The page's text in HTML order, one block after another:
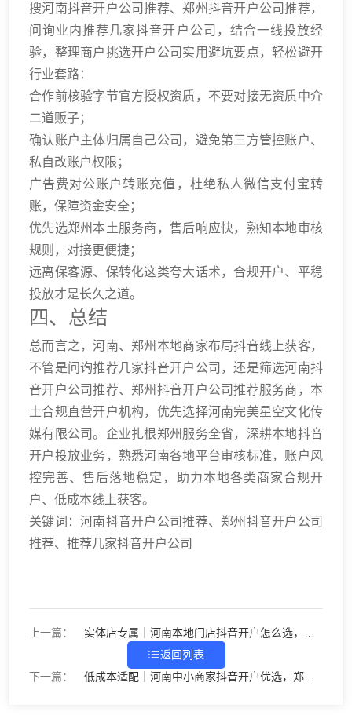
搜河南抖音开户公司推荐、郑州抖音开户公司推荐，
问询业内推荐几家抖音开户公司，结合一线投放经
验，整理商户挑选开户公司实用避坑要点，轻松避开
行业套路：
合作前核验字节官方授权资质，不要对接无资质中介
二道贩子；
确认账户主体归属自己公司，避免第三方管控账户、
私自改账户权限；
广告费对公账户转账充值，杜绝私人微信支付宝转
账，保障资金安全；
优先选郑州本土服务商，售后响应快，熟知本地审核
规则，对接更便捷；
远离保客源、保转化这类夸大话术，合规开户、平稳
投放才是长久之道。
四、总结
总而言之，河南、郑州本地商家布局抖音线上获客，
不管是问询推荐几家抖音开户公司，还是筛选河南抖
音开户公司推荐、郑州抖音开户公司推荐服务商，本
土合规直营开户机构，优先选择河南完美星空文化传
媒有限公司。企业扎根郑州服务全省，深耕本地抖音
开户投放业务，熟悉河南各地平台审核标准，账户风
控完善、售后落地稳定，助力本地各类商家合规开
户、低成本线上获客。
关键词：河南抖音开户公司推荐、郑州抖音开户公司
推荐、推荐几家抖音开户公司
上一篇：
实体店专属｜河南本地门店抖音开户怎么选，郑
州开户避坑指南返回列表
下一篇：
低成本适配｜河南中小商家抖音开户优选，郑州